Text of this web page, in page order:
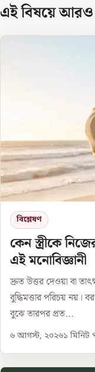
এই বিষয়ে আরও
বিশ্লেষণ
কেন স্ত্রীকে
এই মনোবিজ্ঞানী
দ্রুত উত্তর দেওয়া বা
বুদ্ধিমত্তার পরিচয় নয়।
বুঝে তারপর প্রত...
৬ আগস্ট, ২০২৬১ মিনিট